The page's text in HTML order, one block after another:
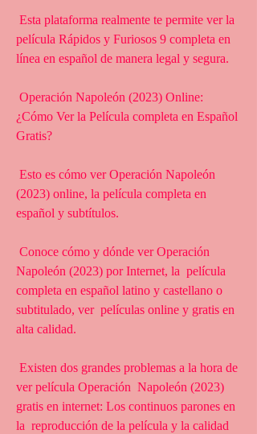
película Rápidos y Furiosos 9 completa en
línea en español de manera legal y segura.
¿Cómo Ver la Película completa en Español
Gratis?
(2023) online, la película completa en
español y subtítulos.
Napoleón (2023) por Internet, la  película
completa en español latino y castellano o
subtitulado, ver  películas online y gratis en
alta calidad.
ver película Operación  Napoleón (2023)
gratis en internet: Los continuos parones en
la  reproducción de la película y la calidad